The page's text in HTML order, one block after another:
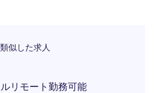
類似した求人
リモート勤務可能